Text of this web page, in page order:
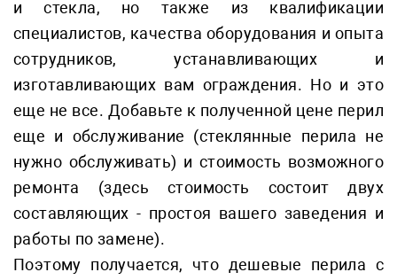
и стекла, но также из квалификации
специалистов, качества оборудования и опыта
сотрудников, устанавливающих и
изготавливающих вам ограждения. Но и это
еще не все. Добавьте к полученной цене перил
еще и обслуживание (стеклянные перила не
нужно обслуживать) и стоимость возможного
ремонта (здесь стоимость состоит двух
составляющих - простоя вашего заведения и
работы по замене).
Поэтому получается, что дешевые перила с